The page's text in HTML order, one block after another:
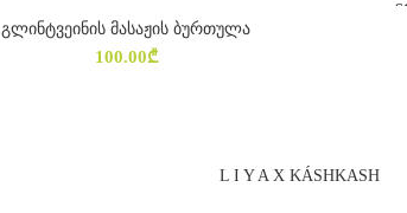
ᲕᲠᲪᲚᲐᲓ
გლინტვეინის მასაჟის ბურთულა
100.00₾
L I Y A X KÁSHKASH